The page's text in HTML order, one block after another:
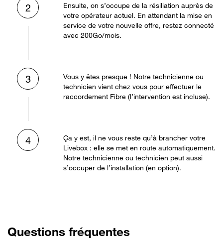
2
Ensuite, on s’occupe de la résiliation auprès de
votre opérateur actuel. En attendant la mise en
service de votre nouvelle offre, restez connecté
avec 200Go/mois.
3
Vous y êtes presque ! Notre technicienne ou
technicien vient chez vous pour effectuer le
raccordement Fibre (l’intervention est incluse).
4
Ça y est, il ne vous reste qu’à brancher votre
Livebox : elle se met en route automatiquement.
Notre technicienne ou technicien peut aussi
s’occuper de l’installation (en option).
Questions fréquentes